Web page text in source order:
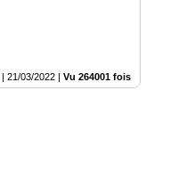
| 21/03/2022 | Vu 264001 fois